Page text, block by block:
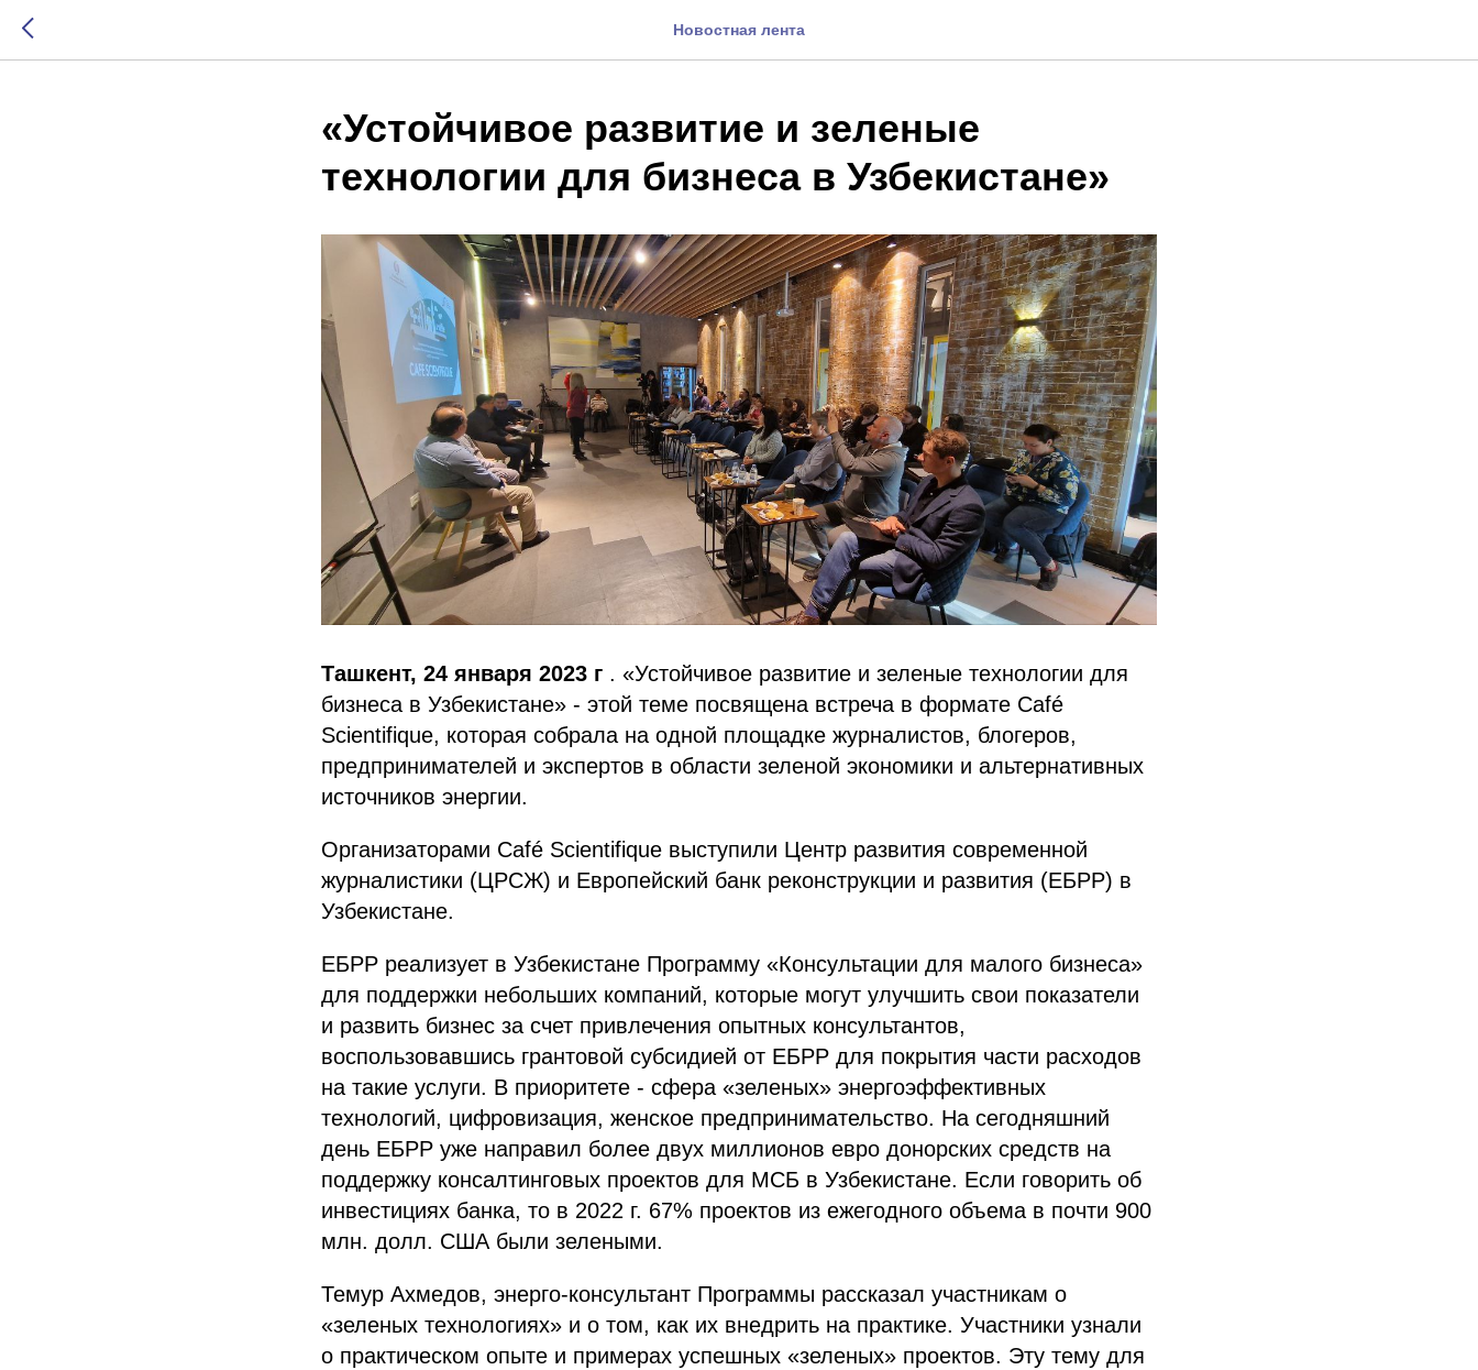
Новостная лента
«Устойчивое развитие и зеленые
технологии для бизнеса в Узбекистане»
Ташкент, 24 января 2023 г . «Устойчивое развитие и зеленые технологии для
бизнеса в Узбекистане» - этой теме посвящена встреча в формате Café
Scientifique, которая собрала на одной площадке журналистов, блогеров,
предпринимателей и экспертов в области зеленой экономики и альтернативных
источников энергии.
Организаторами Café Scientifique выступили Центр развития современной
журналистики (ЦРСЖ) и Европейский банк реконструкции и развития (ЕБРР) в
Узбекистане.
ЕБРР реализует в Узбекистане Программу «Консультации для малого бизнеса»
для поддержки небольших компаний, которые могут улучшить свои показатели
и развить бизнес за счет привлечения опытных консультантов,
воспользовавшись грантовой субсидией от ЕБРР для покрытия части расходов
на такие услуги. В приоритете - сфера «зеленых» энергоэффективных
технологий, цифровизация, женское предпринимательство. На сегодняшний
день ЕБРР уже направил более двух миллионов евро донорских средств на
поддержку консалтинговых проектов для МСБ в Узбекистане. Если говорить об
инвестициях банка, то в 2022 г. 67% проектов из ежегодного объема в почти 900
млн. долл. США были зелеными.
Темур Ахмедов, энерго-консультант Программы рассказал участникам о
«зеленых технологиях» и о том, как их внедрить на практике. Участники узнали
о практическом опыте и примерах успешных «зеленых» проектов. Эту тему для